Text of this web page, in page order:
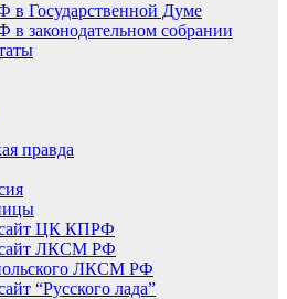
Государственной Думе
законодательном собрании
правда
ЦК КПРФ
ЛКСМ РФ
ЛКСМ РФ
“Русского лада”